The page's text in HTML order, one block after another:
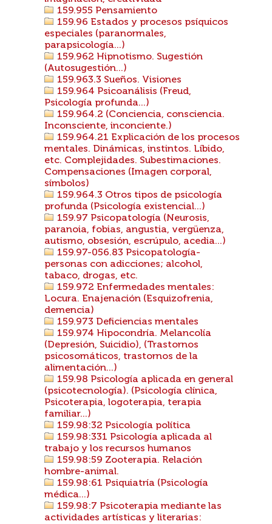
159.955 Pensamiento
159.96 Estados y procesos psíquicos
especiales (paranormales,
parapsicología...)
159.962 Hipnotismo. Sugestión
(Autosugestión...)
159.963.3 Sueños. Visiones
159.964 Psicoanálisis (Freud,
Psicología profunda...)
159.964.2 (Conciencia, consciencia.
Inconsciente, inconciente.)
159.964.21 Explicación de los procesos
mentales. Dinámicas, instintos. Líbido,
etc. Complejidades. Subestimaciones.
Compensaciones (Imagen corporal,
símbolos)
159.964.3 Otros tipos de psicología
profunda (Psicología existencial...)
159.97 Psicopatología (Neurosis,
paranoia, fobias, angustia, vergüenza,
autismo, obsesión, escrúpulo, acedia...)
159.97-056.83 Psicopatología-
personas con adicciones; alcohol,
tabaco, drogas, etc.
159.972 Enfermedades mentales:
Locura. Enajenación (Esquizofrenia,
demencia)
159.973 Deficiencias mentales
159.974 Hipocondría. Melancolía
(Depresión, Suicidio), (Trastornos
psicosomáticos, trastornos de la
alimentación...)
159.98 Psicología aplicada en general
(psicotecnología). (Psicología clínica,
Psicoterapia, logoterapia, terapia
familiar...)
159.98:32 Psicología política
159.98:331 Psicología aplicada al
trabajo y los recursos humanos
159.98:59 Zooterapia. Relación
hombre-animal.
159.98:61 Psiquiatría (Psicología
médica...)
159.98:7 Psicoterapia mediante las
actividades artísticas y literarias: